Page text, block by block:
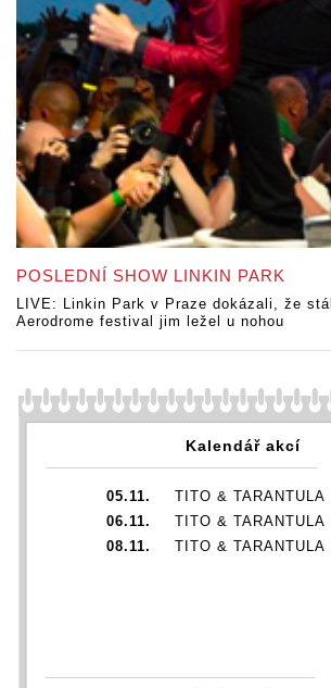
POSLEDNÍ SHOW LINKIN PARK
LIVE: Linkin Park v Praze dokázali, že
Aerodrome festival jim ležel u nohou
Kalendář akcí
05.11.
TITO & TARANTULA
06.11.
TITO & TARANTULA
08.11.
TITO & TARANTULA